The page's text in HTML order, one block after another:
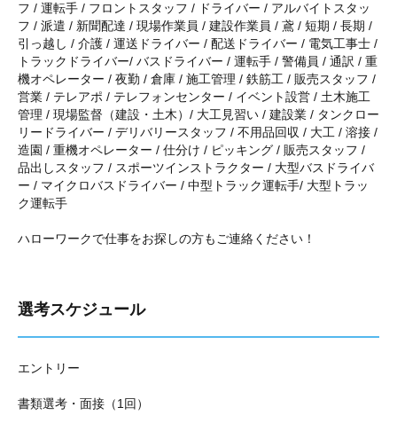
フ / 運転手 / フロントスタッフ / ドライバー / アルバイトスタッ
フ / 派遣 / 新聞配達 / 現場作業員 / 建設作業員 / 鳶 / 短期 / 長期 /
引っ越し / 介護 / 運送ドライバー / 配送ドライバー / 電気工事士 /
トラックドライバー/ バスドライバー / 運転手 / 警備員 / 通訳 / 重
機オペレーター / 夜勤 / 倉庫 / 施工管理 / 鉄筋工 / 販売スタッフ /
営業 / テレアポ / テレフォンセンター / イベント設営 / 土木施工
管理 / 現場監督（建設・土木）/ 大工見習い / 建設業 / タンクロー
リードライバー / デリバリースタッフ / 不用品回収 / 大工 / 溶接 /
造園 / 重機オペレーター / 仕分け / ピッキング / 販売スタッフ /
品出しスタッフ / スポーツインストラクター / 大型バスドライバ
ー / マイクロバスドライバー / 中型トラック運転手/ 大型トラッ
ク運転手
ハローワークで仕事をお探しの方もご連絡ください！
選考スケジュール
エントリー
書類選考・面接（1回）